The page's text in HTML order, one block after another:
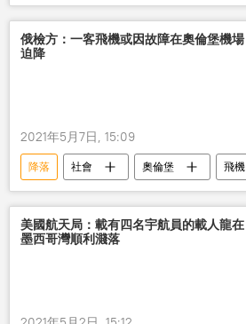
客機
俄檢方：一客飛機或因故障在奧倫堡機場
迫降
2021年5月7日, 15:09
降落 社會 奧倫堡
飛機
俄羅斯
美國航天局：載有四名宇航員的載人龍在
墨西哥灣順利濺落